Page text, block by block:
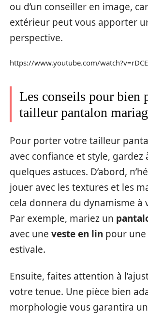
ou d’un conseiller en image,
extérieur peut vous apporter
perspective.
https://www.youtube.com/
Les conseils pour bien
tailleur pantalon
Pour porter votre tailleur
avec confiance et style, gardez
quelques astuces. D’abord,
jouer avec les textures et les
cela donnera du dynamisme à
Par exemple, mariez un
avec une veste en lin pour
estivale.
Ensuite, faites attention à
votre tenue. Une pièce bien
morphologie vous garantira